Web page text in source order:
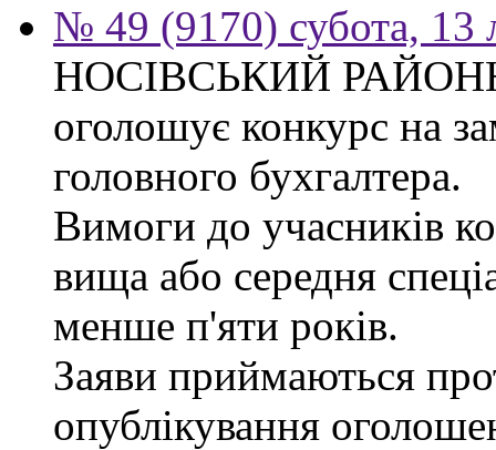
№ 49 (9170) субота, 13
НОСІВСЬКИЙ
оголошує конкурс на
головного бухгалтера.
Вимоги до учасників
вища або середня
менше п'яти років.
Заяви приймаються
опублікування